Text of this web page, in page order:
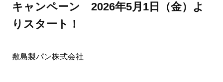
キャンペーン 2026年5月1日（金）よ
りスタート！
敷島製パン株式会社